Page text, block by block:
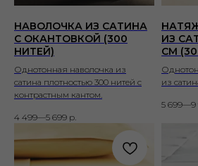
НАВОЛОЧКА ИЗ САТИНА
С ОКАНТОВКОЙ (300
НИТЕЙ)
Однотонная наволочка из
сатина плотностью 300 нитей с
контрастным кантом.
4 499—5 699 р.
ИЗ
СМ
из
5 699—9